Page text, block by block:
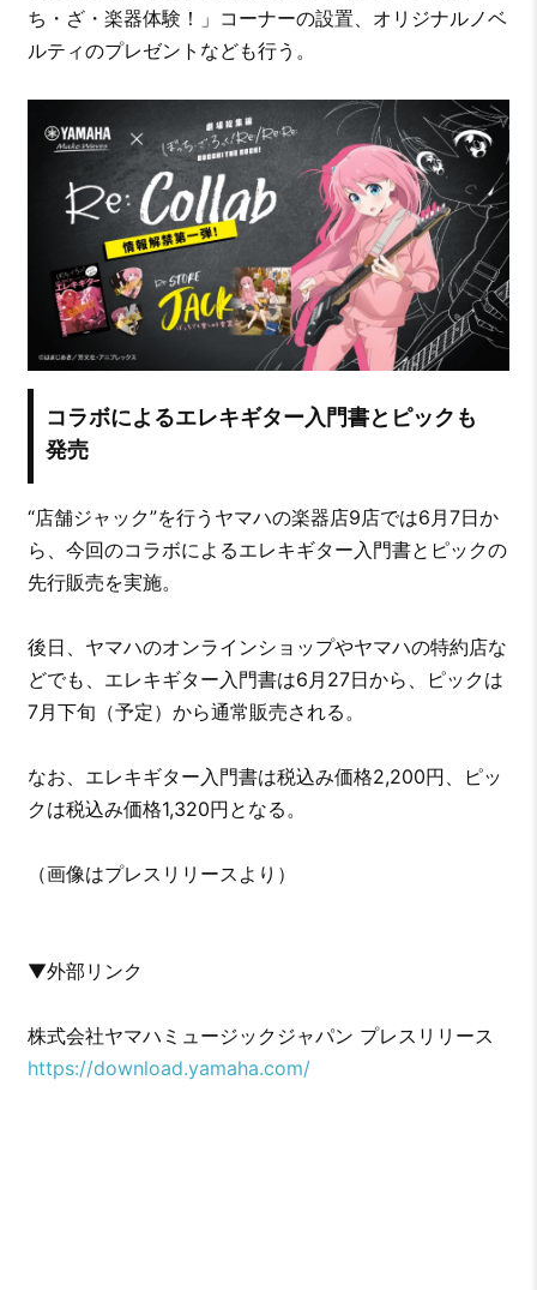
ち・ざ・楽器体験！」コーナーの設置、オリジナルノベ
ルティのプレゼントなども行う。
コラボによるエレキギター入門書とピックも
発売
“店舗ジャック”を行うヤマハの楽器店9店では6月7日か
ら、今回のコラボによるエレキギター入門書とピックの
先行販売を実施。
後日、ヤマハのオンラインショップやヤマハの特約店な
どでも、エレキギター入門書は6月27日から、ピックは
7月下旬（予定）から通常販売される。
なお、エレキギター入門書は税込み価格2,200円、ピッ
クは税込み価格1,320円となる。
（画像はプレスリリースより）
▼外部リンク
株式会社ヤマハミュージックジャパン プレスリリース
https://download.yamaha.com/